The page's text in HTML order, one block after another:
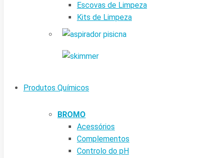
Escovas de Limpeza
Kits de Limpeza
Produtos Químicos
BROMO
Acessórios
Complementos
Controlo do pH